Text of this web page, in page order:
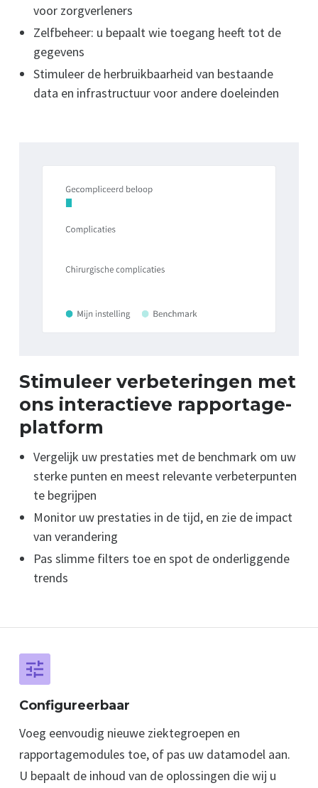
voor zorgverleners
Zelfbeheer: u bepaalt wie toegang heeft tot de
gegevens
Stimuleer de herbruikbaarheid van bestaande
data en infrastructuur voor andere doeleinden
Stimuleer verbeteringen met
ons interactieve rapportage­
platform
Vergelijk uw prestaties met de benchmark om uw
sterke punten en meest relevante verbeterpunten
te begrijpen
Monitor uw prestaties in de tijd, en zie de impact
van verandering
Pas slimme filters toe en spot de onderliggende
trends
Configureerbaar
Voeg eenvoudig nieuwe ziektegroepen en
rapportage­­modules toe, of pas uw data­model aan.
U bepaalt de inhoud van de oplossingen die wij u